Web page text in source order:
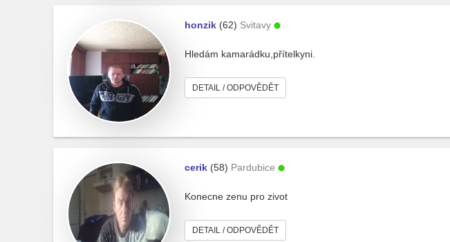
honzik (62) Svitavy
Hledám kamarádku,přítelkyni.
DETAIL / ODPOVĚDĚT
cerik (58) Pardubice
Konecne zenu pro zivot
DETAIL / ODPOVĚDĚT